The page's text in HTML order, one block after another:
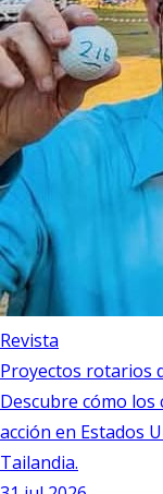
Revista
Proyectos rotarios
Descubre cómo
acción en Estados
Tailandia.